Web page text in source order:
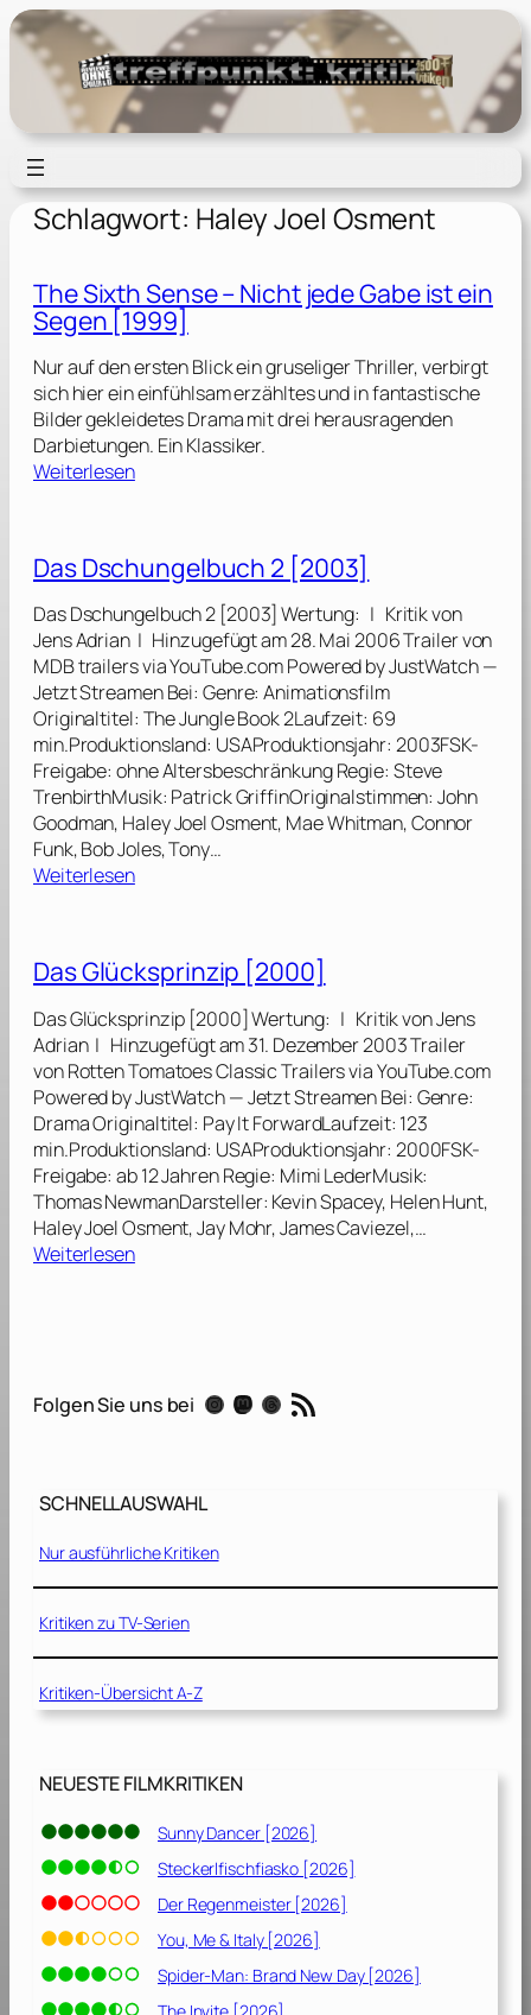
Zum
Inhalt
springen
Schlagwort: Haley Joel Osment
The Sixth Sense – Nicht jede Gabe ist ein
Segen [1999]
Nur auf den ersten Blick ein gruseliger Thriller, verbirgt
sich hier ein einfühlsam erzähltes und in fantastische
Bilder gekleidetes Drama mit drei herausragenden
Darbietungen. Ein Klassiker.
Weiterlesen:
S
x
t
h
S
e
n
s
e
–
N
h
t
j
e
d
e
G
a
b
e
i
s
e
[
9
9
9
Das Dschungelbuch 2 [2003]
Das Dschungelbuch 2 [2003] Wertung: | Kritik von
Jens Adrian | Hinzugefügt am 28. Mai 2006 Trailer von
MDB trailers via YouTube.com Powered by JustWatch —
Jetzt Streamen Bei: Genre: Animationsfilm
Originaltitel: The Jungle Book 2Laufzeit: 69
min.Produktionsland: USAProduktionsjahr: 2003FSK-
Freigabe: ohne Altersbeschränkung Regie: Steve
TrenbirthMusik: Patrick GriffinOriginalstimmen: John
Goodman, Haley Joel Osment, Mae Whitman, Connor
Funk, Bob Joles, Tony…
Weiterlesen:
D
c
h
u
n
g
e
l
b
u
c
0
Das Glücksprinzip [2000]
Das Glücksprinzip [2000] Wertung: | Kritik von Jens
Adrian | Hinzugefügt am 31. Dezember 2003 Trailer
von Rotten Tomatoes Classic Trailers via YouTube.com
Powered by JustWatch — Jetzt Streamen Bei: Genre:
Drama Originaltitel: Pay It ForwardLaufzeit: 123
min.Produktionsland: USAProduktionsjahr: 2000FSK-
Freigabe: ab 12 Jahren Regie: Mimi LederMusik:
Thomas NewmanDarsteller: Kevin Spacey, Helen Hunt,
Haley Joel Osment, Jay Mohr, James Caviezel,…
Weiterlesen:
ü
p
i
n
z
[
2
0
]
Folgen Sie uns bei Instagram Mastodon Threads RSS-Feed
SCHNELLAUSWAHL
Nur ausführliche Kritiken
Kritiken zu TV-Serien
Kritiken-Übersicht A-Z
NEUESTE FILMKRITIKEN
Sunny Dancer [2026]
Steckerlfischfiasko [2026]
Der Regenmeister [2026]
You, Me & Italy [2026]
Spider-Man: Brand New Day [2026]